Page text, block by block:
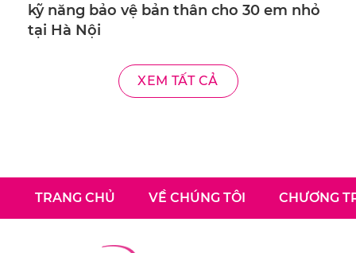
kỹ năng bảo vệ bản thân cho 30 em nhỏ
tại Hà Nội
XEM TẤT CẢ
TRANG CHỦ VỀ CHÚNG TÔI CHƯƠNG